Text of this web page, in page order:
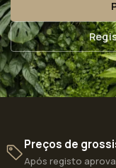
Preços de
Após registo